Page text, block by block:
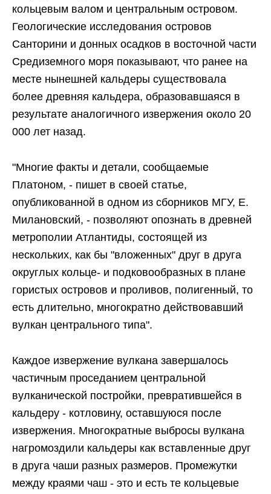
кольцевым валом и центральным островом.
Геологические исследования островов
Санторини и донных осадков в восточной части
Средиземного моря показывают, что ранее на
месте нынешней кальдеры существовала
более древняя кальдера, образовавшаяся в
результате аналогичного извержения около 20
000 лет назад.
"Многие факты и детали, сообщаемые
Платоном, - пишет в своей статье,
опубликованной в одном из сборников МГУ, Е.
Милановский, - позволяют опознать в древней
метрополии Атлантиды, состоящей из
нескольких, как бы "вложенных" друг в друга
округлых кольце- и подковообразных в плане
гористых островов и проливов, полигенный, то
есть длительно, многократно действовавший
вулкан центрального типа".
Каждое извержение вулкана завершалось
частичным проседанием центральной
вулканической постройки, превратившейся в
кальдеру - котловину, оставшуюся после
извержения. Многократные выбросы вулкана
нагромоздили кальдеры как вставленные друг
в друга чаши разных размеров. Промежутки
между краями чаш - это и есть те кольцевые